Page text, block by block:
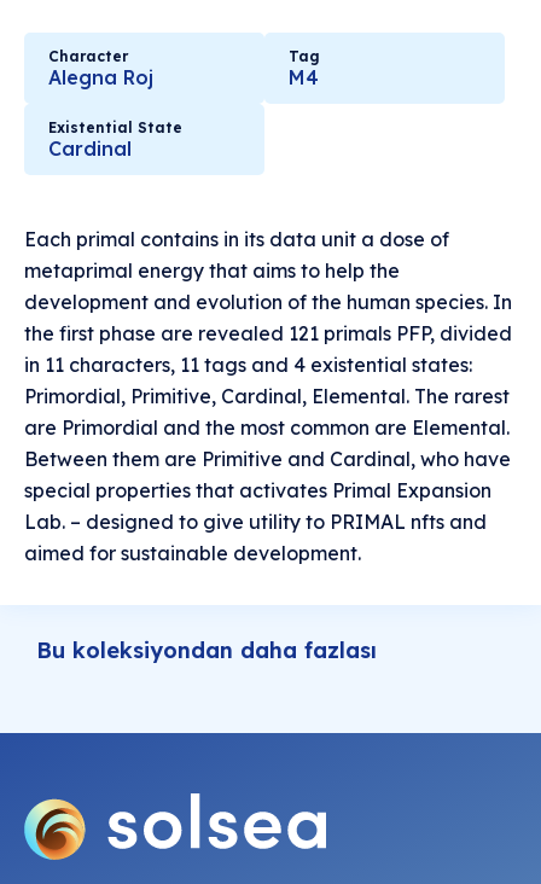
Character
Alegna Roj
Tag
M4
Existential State
Cardinal
Each primal contains in its data unit a dose of
metaprimal energy that aims to help the
development and evolution of the human species. In
the first phase are revealed 121 primals PFP, divided
in 11 characters, 11 tags and 4 existential states:
Primordial, Primitive, Cardinal, Elemental. The rarest
are Primordial and the most common are Elemental.
Between them are Primitive and Cardinal, who have
special properties that activates Primal Expansion
Lab. – designed to give utility to PRIMAL nfts and
aimed for sustainable development.
Bu koleksiyondan daha fazlası